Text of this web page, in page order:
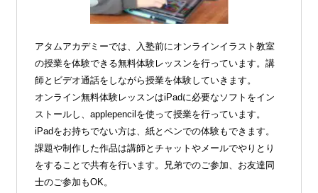
アタムアカデミーでは、入塾前にオンラインイラスト教室
の授業を体験できる無料体験レッスンを行っています。講
師とビデオ通話をしながら授業を体験していきます。
オンライン無料体験レッスンはiPadに必要なソフトをイン
ストールし、applepencilを使って授業を行っています。
iPadをお持ちでない方は、紙とペンでの体験もできます。
課題や制作した作品は講師とチャットやメールでやりとり
をすることで共有を行います。兄弟でのご参加、お友達同
士のご参加もOK。